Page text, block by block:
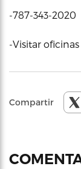
-787-343-2020
-Visitar
Compartir